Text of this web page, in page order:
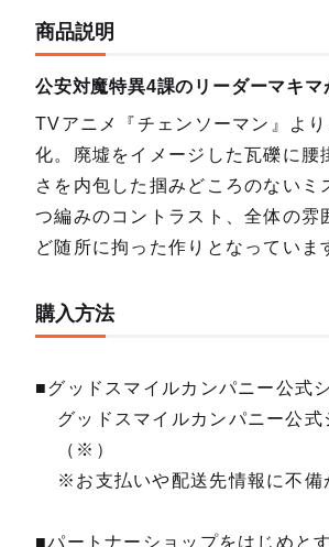
商品説明
公安対魔特異4課のリーダーマキマ
TVアニメ『チェンソーマン』よ
化。廃墟をイメージした瓦礫に腰
さを内包した掴みどころのない
つ編みのコントラスト、全体の
ど随所に拘った作りとなっていま
購入方法
■グッドスマイルカンパニー公式
グッドスマイルカンパニー公
（※）
※お支払いや配送先情報に不備
■パートナーショップをはじめと